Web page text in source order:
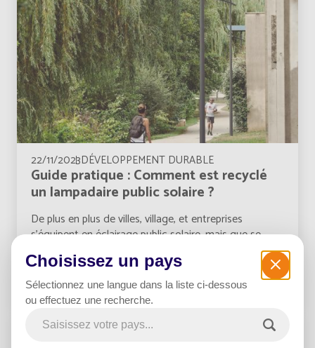
22/11/2023DÉVELOPPEMENT DURABLE
Guide pratique : Comment est recyclé
un lampadaire public solaire ?
De plus en plus de villes, village, et entreprises
s’équipent en éclairage public solaire, mais que se
produit-il lorsque ces lampadaires atteignent la fin de
leur cycle de vie ?
Lire la suite
Choisissez un pays
Sélectionnez une langue dans la liste ci-dessous
ou effectuez une recherche.